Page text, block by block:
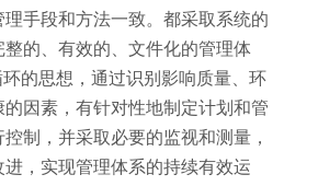
手段和方法一致。都采取系统的
的、有效的、文件化的管理体
的思想，通过识别影响质量、环
因素，有针对性地制定计划和管
制，并采取必要的监视和测量，
，实现管理体系的持续有效运